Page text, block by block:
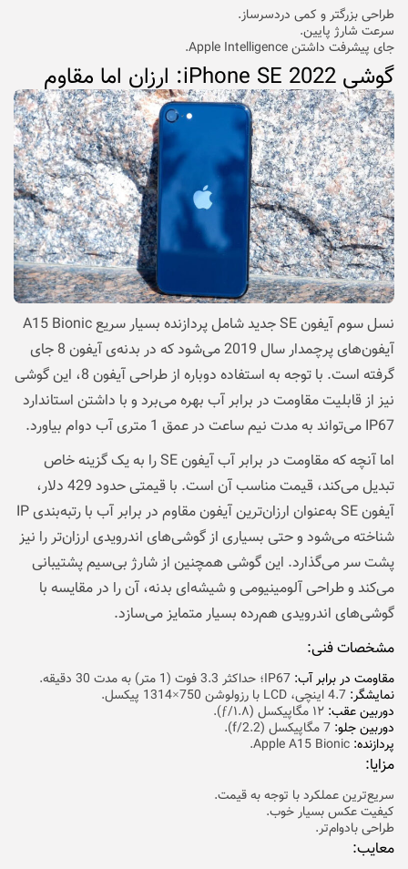
طراحی بزرگتر و کمی دردسرساز.
سرعت شارژ پایین.
جای پیشرفت داشتن Apple Intelligence.
گوشی iPhone SE 2022: ارزان اما مقاوم
نسل سوم آیفون SE جدید شامل پردازنده‌ بسیار سریع A15 Bionic
آیفون‌های پرچمدار سال 2019 می‌شود که در بدنه‌ی آیفون 8 جای
گرفته است. با توجه به استفاده دوباره از طراحی آیفون 8، این گوشی
نیز از قابلیت مقاومت در برابر آب بهره می‌برد و با داشتن استاندارد
IP67 می‌تواند به مدت نیم ساعت در عمق 1 متری آب دوام بیاورد.
اما آنچه که مقاومت در برابر آب آیفون SE را به یک گزینه خاص
تبدیل می‌کند، قیمت مناسب آن است. با قیمتی حدود 429 دلار،
آیفون SE به‌عنوان ارزان‌ترین آیفون مقاوم در برابر آب با رتبه‌بندی IP
شناخته می‌شود و حتی بسیاری از گوشی‌های اندرویدی ارزان‌تر را نیز
پشت سر می‌گذارد. این گوشی همچنین از شارژ بی‌سیم پشتیبانی
می‌کند و طراحی آلومینیومی و شیشه‌ای بدنه، آن را در مقایسه با
گوشی‌های اندرویدی هم‌رده بسیار متمایز می‌سازد.
مشخصات فنی:
مقاومت در برابر آب:
نمایشگر:
دوربین عقب:‌
دوربین جلو:
پردازنده:
مزایا:
سریع‌ترین عملکرد با توجه به قیمت.
کیفیت عکس بسیار خوب.
طراحی بادوام‌تر.
معایب: